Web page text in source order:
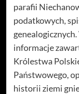
parafii
podatkowych,
informacje
Królestwa
Państwowego,
historii ziemi